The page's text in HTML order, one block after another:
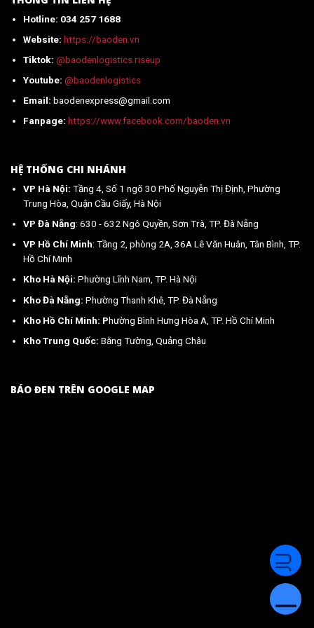
Hotline: 034 257 1688
Website: https://baoden.vn
Tiktok: @baodenlogistics.riseup
Youtube: @baodenlogistics
Email: baodenexpress@gmail.com
Fanpage: https://www.facebook.com/baoden.vn
HỆ THỐNG CHI NHÁNH
VP Hà Nội: Tầng 4, Số 1 ngõ 30 Phố Nguyễn Thị Định, Phường
Trung Hòa, Quận Cầu Giấy, Hà Nội
VP Đà Nẵng: 630 - 632 Ngô Quyền, Sơn Trà, TP. Đà Nẵng
VP Hồ Chí Minh: Tầng 2, phòng 2A, 36A Lê Văn Huân, Tân Bình, TP.
Hồ Chí Minh
Kho Hà Nội: Phường Lĩnh Nam, TP. Hà Nội
Kho Đà Nẵng: Phường Thanh Khê, TP. Đà Nẵng
Kho Hồ Chí Minh: Phường Bình Hưng Hòa A, TP. Hồ Chí Minh
Kho Trung Quốc: Bằng Tường, Quảng Châu
BÁO ĐEN TRÊN GOOGLE MAP